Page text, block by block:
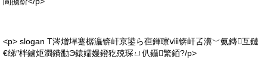
<p> slogan T涔熷垾蹇樼灜锛屽京鍙ら亱鍕曢ⅷ锛屽叾瀵﹀氨鏄互鏈
€绨″柈鏀炬澗鐨勫Э鎱嬬嫚鐙犵殑琛ㄩ仈鑷繁銆?/p>